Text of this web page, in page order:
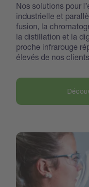
Nos solutions pour
industrielle et
fusion, la
la distillation et la
proche infrarouge
élevés de nos